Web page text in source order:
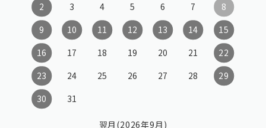
2
3 4 5 6 7
8
9
10 11 12 13 14
15
16
17 18 19 20 21
22
23
24 25 26 27 28
29
30
31
翌月(2026年9月)